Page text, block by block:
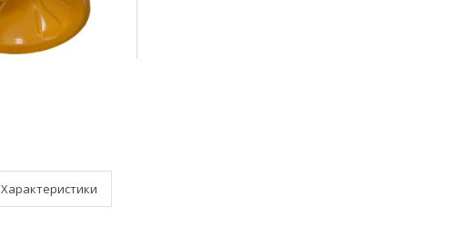
Характеристики